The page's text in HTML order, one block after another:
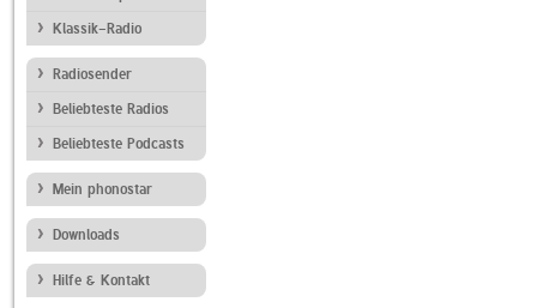
Klassik-Radio
Radiosender
Beliebteste Radios
Beliebteste Podcasts
Mein phonostar
Downloads
Hilfe & Kontakt